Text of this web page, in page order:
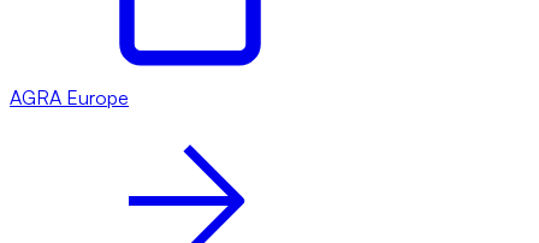
AGRA Europe